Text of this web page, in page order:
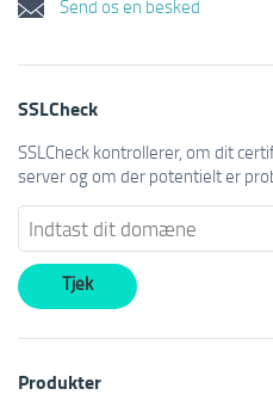
Send os en besked
SSLCheck
SSLCheck kontrollerer, om dit
server og om der potentielt er
Produkter